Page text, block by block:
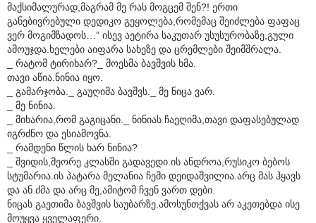
მაქსიმალურად,მაგრამ მე რას მოგცემ შენ?! ერთი
განებივრებული დედიკო გეყოლება,რომემაც შეიძლება ფაფაც
ვერ მოგიმზადოს…” ისევ აეტირა საკუთარ უსუსურობაზე,გული
ამოუჯდა.ხელები აიფარა სახეზე და ცრემლები შეიმშრალა.
_ რატომ ტირიხარ?_ მოესმა ბავშვის ხმა.
თავი აწია.ნინია იყო.
_ გამარჯობა._ გაუღიმა ბავშვს._ მე ნიცა ვარ.
_ მე ნინია.
_ მიხარია,რომ გაგიცანი._ ნინიას ჩაეღიმა,თავი დაფასებულად
იგრძნო და ესიამოვნა.
_ რამდენი წლის ხარ ნინია?
_ შვიდის,მეორე კლასში გადავედი.ის ანდროა,რუსიკო ბებოს
სტუმარია.ის პატარა მელანია ჩემი დეიდაშვილია.არც მას ჰყავს
და ან ძმა და არც მე,ამიტომ ჩვენ ვართ დები.
ნიცას გაეთიმა ბავშვის საუბარზე.ამოსუნთქვას არ აკეთებდა ისე
მოუყვა ყველაფერი.